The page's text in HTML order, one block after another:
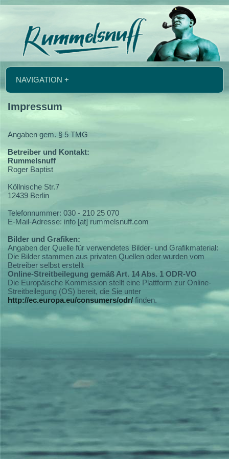
NAVIGATION +
Impressum
Angaben gem. § 5 TMG
Betreiber und Kontakt:
Rummelsnuff
Roger Baptist
Köllnische Str.7
12439 Berlin
Telefonnummer: 030 - 210 25 070
E-Mail-Adresse: info [at] rummelsnuff.com
Bilder und Grafiken:
Angaben der Quelle für verwendetes Bilder- und Grafikmaterial:
Die Bilder stammen aus privaten Quellen oder wurden vom
Betreiber selbst erstellt
Online-Streitbeilegung gemäß Art. 14 Abs. 1 ODR-VO
Die Europäische Kommission stellt eine Plattform zur Online-
Streitbeilegung (OS) bereit, die Sie unter
http://ec.europa.eu/consumers/odr/ finden.